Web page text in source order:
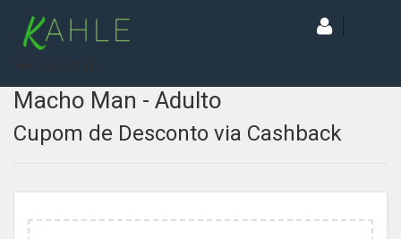
Macho Man - Adulto
Cupom de Desconto via Cashback